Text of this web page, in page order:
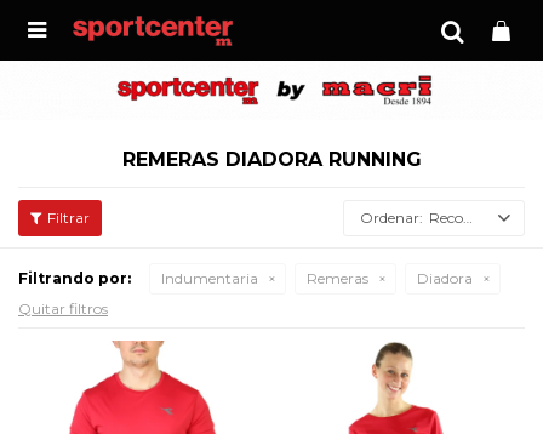

REMERAS DIADORA RUNNING
Recomendados
Filtrando por: Indumentaria Remeras
Diadora
Quitar filtros